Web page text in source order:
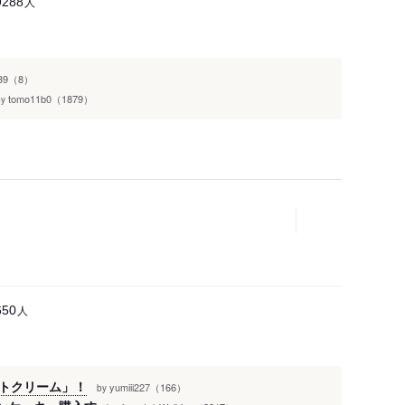
（8）
tomo11b0（1879）
人
クリーム」！ by yumiii227（166）